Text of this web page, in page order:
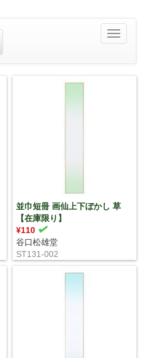
Toggle
並巾短冊 画仙上下ぼかし 草
【在庫限り】
¥110
谷口松雄堂
ST131-002